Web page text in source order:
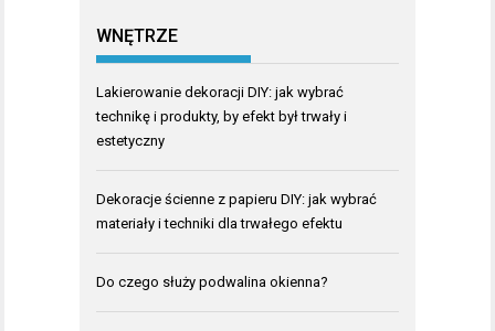
WNĘTRZE
Lakierowanie dekoracji DIY: jak wybrać
technikę i produkty, by efekt był trwały i
estetyczny
Dekoracje ścienne z papieru DIY: jak wybrać
materiały i techniki dla trwałego efektu
Do czego służy podwalina okienna?